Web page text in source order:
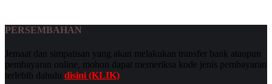
PERSEMBAHAN
Jemaat dan simpatisan yang akan melakukan transfer bank ataupun
pembayaran online, mohon dapat memeriksa kode jenis pembayaran
terlebih dahulu disini (KLIK)